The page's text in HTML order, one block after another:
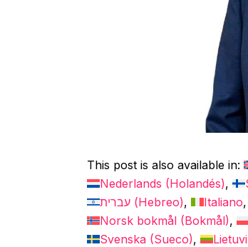
This post is also available in:
Nederlands (Holandés)
עברית (Hebreo) Italiano
Norsk bokmål (Bokmål)
Svenska (Sueco)